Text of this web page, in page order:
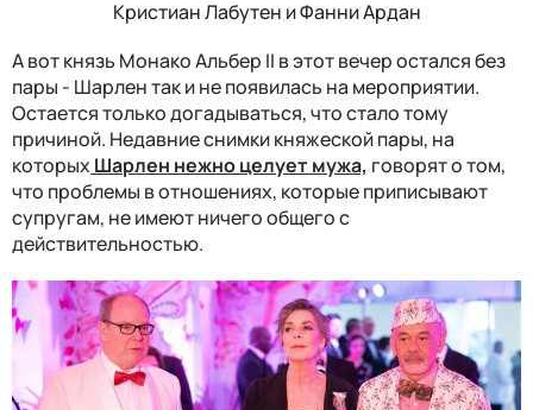
Кристиан Лабутен и Фанни Ардан
А вот князь Монако Альбер II в этот вечер остался без
пары - Шарлен так и не появилась на мероприятии.
Остается только догадываться, что стало тому
причиной. Недавние снимки княжеской пары, на
которыхШарлен нежно целует мужа, говорят о том,
что проблемы в отношениях, которые приписывают
супругам, не имеют ничего общего с
действительностью.